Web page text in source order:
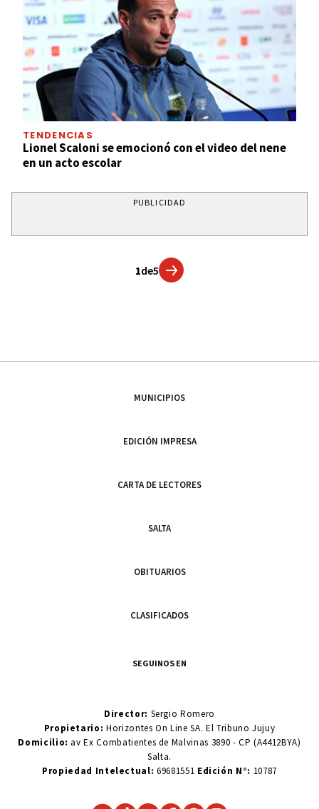
TENDENCIAS
Lionel Scaloni se emocionó con el video del nene
en un acto escolar
PUBLICIDAD
1de5
MUNICIPIOS
EDICIÓN IMPRESA
CARTA DE LECTORES
SALTA
OBITUARIOS
CLASIFICADOS
SEGUINOS EN
Director: Sergio Romero
Propietario:Horizontes On Line SA. El Tribuno Jujuy
Domicilio: av Ex Combatientes de Malvinas 3890 - CP (A4412BYA)
Salta.
Propiedad Intelectual: 69681551 Edición N°: 10787